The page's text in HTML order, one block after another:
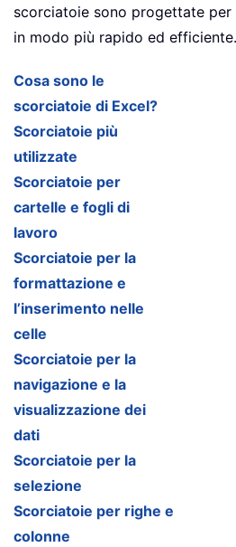
scorciatoie sono progettate
in modo più rapido ed efficiente.
Cosa sono le
scorciatoie di Excel?
Scorciatoie più
utilizzate
Scorciatoie per
cartelle e fogli di
lavoro
Scorciatoie per la
formattazione e
l’inserimento nelle
celle
Scorciatoie per la
navigazione e la
visualizzazione dei
dati
Scorciatoie per la
selezione
Scorciatoie per righe e
colonne